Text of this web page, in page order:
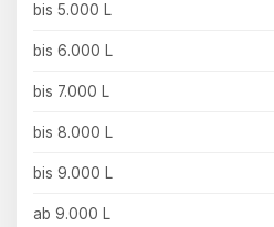
bis 5.000 L
bis 6.000 L
bis 7.000 L
bis 8.000 L
bis 9.000 L
ab 9.000 L